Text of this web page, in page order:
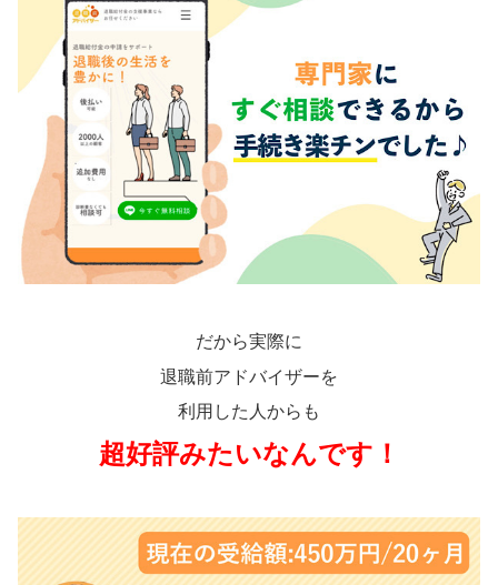
だから実際に
退職前アドバイザーを
利用した人からも
超好評みたいなんです！